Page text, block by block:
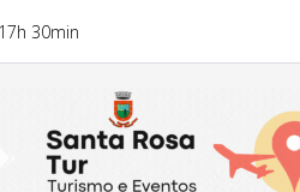
30min